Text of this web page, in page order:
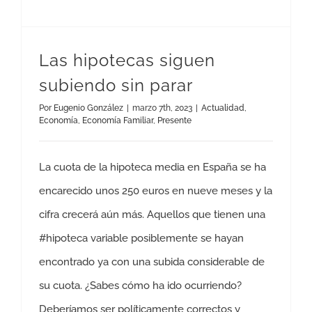
Las hipotecas siguen
subiendo sin parar
Por Eugenio González marzo 7th, 2023 Actualidad,
Economía, Economía Familiar, Presente
La cuota de la hipoteca media en España se ha
encarecido unos 250 euros en nueve meses y la
cifra crecerá aún más. Aquellos que tienen una
#hipoteca variable posiblemente se hayan
encontrado ya con una subida considerable de
su cuota. ¿Sabes cómo ha ido ocurriendo?
Deberíamos ser políticamente correctos y